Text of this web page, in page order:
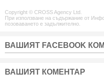
Copyright © CROSS Agency Ltd.
При използване на съдържание от
позоваването е задължително.
ВАШИЯТ FACEBOOK
ВАШИЯТ КОМЕНТАР